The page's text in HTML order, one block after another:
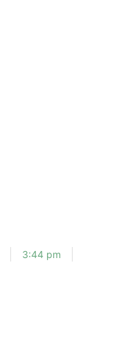
3:44 pm